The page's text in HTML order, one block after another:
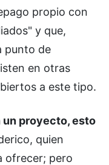
propio con
y que,
punto de
en otras
a este tipo.
un proyecto, esto
quien
ofrecer; pero